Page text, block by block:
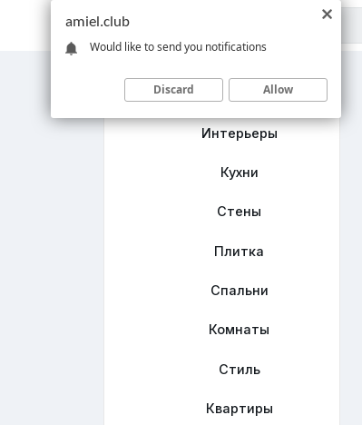
Главная
Интерьеры
Кухни
Стены
Плитка
Спальни
Комнаты
Стиль
Квартиры
amiel.club
Would like to send you notifications
Discard Allow